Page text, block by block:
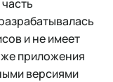
и не имеет
приложения
версиями